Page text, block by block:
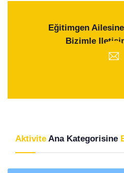
Eğitimgen
Bizimle
Aktivite Ana Kategorisine